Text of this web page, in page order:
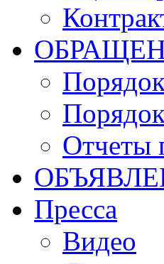
Отчеты
Пресса
Видео